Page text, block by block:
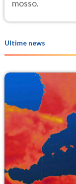
mosso.
Ultime news